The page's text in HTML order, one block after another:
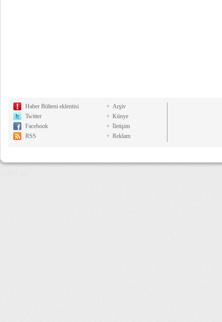
Haber Bülteni eklentisi
Twitter
Facebook
RSS
Arşiv
Künye
İletişim
Reklam